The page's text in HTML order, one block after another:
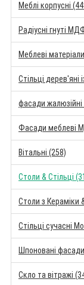
Меблі корпусні
Радіусні гнуті
Меблеві
Стільці дерев'яні
фасади жалюзійні
Фасади меблеві
Вітальні (258)
Столи & Стільці
Столи з Кераміки
Стільці сучасні
Шпоновані
Скло та вітражі